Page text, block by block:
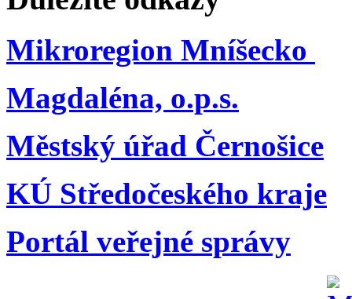
Mikroregion Mníšecko
Magdaléna, o.p.s.
Městský úřad Černošice
KÚ Středočeského kraje
Portál veřejné správy